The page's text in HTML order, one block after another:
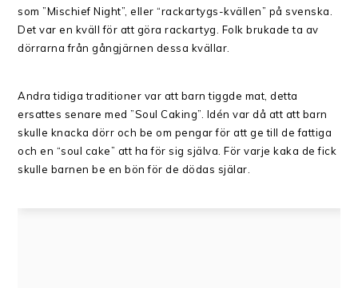
som ”Mischief Night”, eller “rackartygs-kvällen” på svenska.
Det var en kväll för att göra rackartyg. Folk brukade ta av
dörrarna från gångjärnen dessa kvällar.
Andra tidiga traditioner var att barn tiggde mat, detta
ersattes senare med ”Soul Caking”. Idén var då att att barn
skulle knacka dörr och be om pengar för att ge till de fattiga
och en “soul cake” att ha för sig själva. För varje kaka de fick
skulle barnen be en bön för de dödas själar.